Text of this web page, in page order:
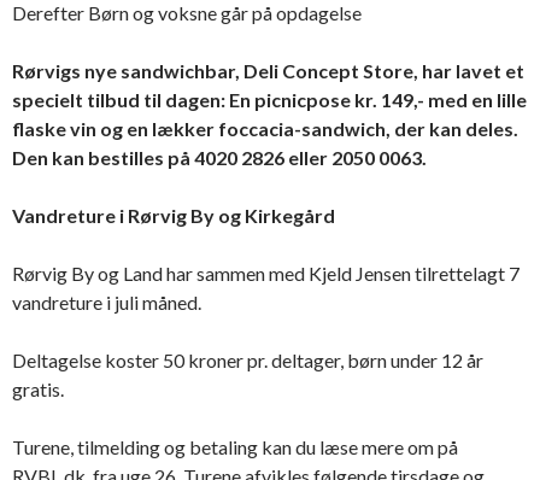
Derefter Børn og voksne går på opdagelse
Rørvigs nye sandwichbar, Deli Concept Store, har lavet et
specielt tilbud til dagen: En picnicpose kr. 149,- med en lille
flaske vin og en lækker foccacia-sandwich, der kan deles.
Den kan bestilles på 4020 2826 eller 2050 0063.
Vandreture i Rørvig By og Kirkegård
Rørvig By og Land har sammen med Kjeld Jensen tilrettelagt 7
vandreture i juli måned.
Deltagelse koster 50 kroner pr. deltager, børn under 12 år
gratis.
Turene, tilmelding og betaling kan du læse mere om på